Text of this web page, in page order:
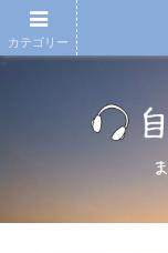
カテゴリー